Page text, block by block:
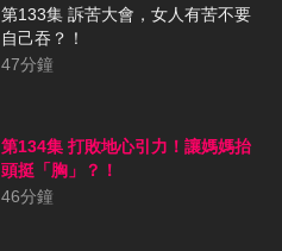
第133集 訴苦大會，女人有苦不要
自己吞？！
47分鐘
第134集 打敗地心引力！讓媽媽抬
頭挺「胸」？！
46分鐘